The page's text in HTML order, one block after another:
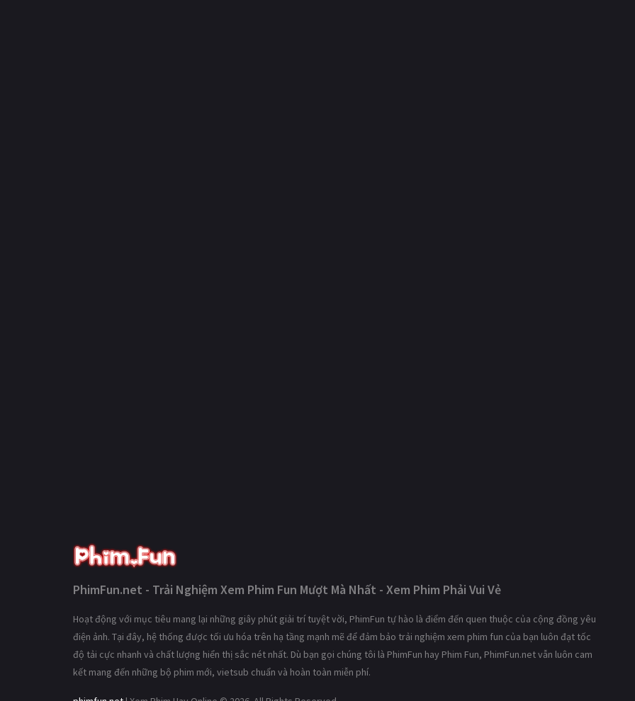
PhimFun.net - Trải Nghiệm Xem Phim Fun Mượt Mà Nhất - Xem Phim Phải Vui Vẻ
Hoạt động với mục tiêu mang lại những giây phút giải trí tuyệt vời, PhimFun tự hào là điểm đến quen thuộc của cộng đồng yêu
điện ảnh. Tại đây, hệ thống được tối ưu hóa trên hạ tầng mạnh mẽ để đảm bảo trải nghiệm xem phim fun của bạn luôn đạt tốc
độ tải cực nhanh và chất lượng hiển thị sắc nét nhất. Dù bạn gọi chúng tôi là PhimFun hay Phim Fun, PhimFun.net vẫn luôn cam
kết mang đến những bộ phim mới, vietsub chuẩn và hoàn toàn miễn phí.